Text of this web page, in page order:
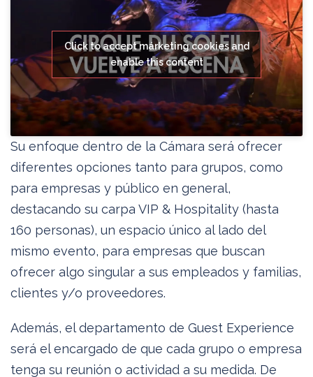
Click to accept márketing cookies and
enable this content
Su enfoque dentro de la Cámara será ofrecer
diferentes opciones tanto para grupos, como
para empresas y público en general,
destacando su carpa VIP & Hospitality (hasta
160 personas), un espacio único al lado del
mismo evento, para empresas que buscan
ofrecer algo singular a sus empleados y familias,
clientes y/o proveedores.
Además, el departamento de Guest Experience
será el encargado de que cada grupo o empresa
tenga su reunión o actividad a su medida. De